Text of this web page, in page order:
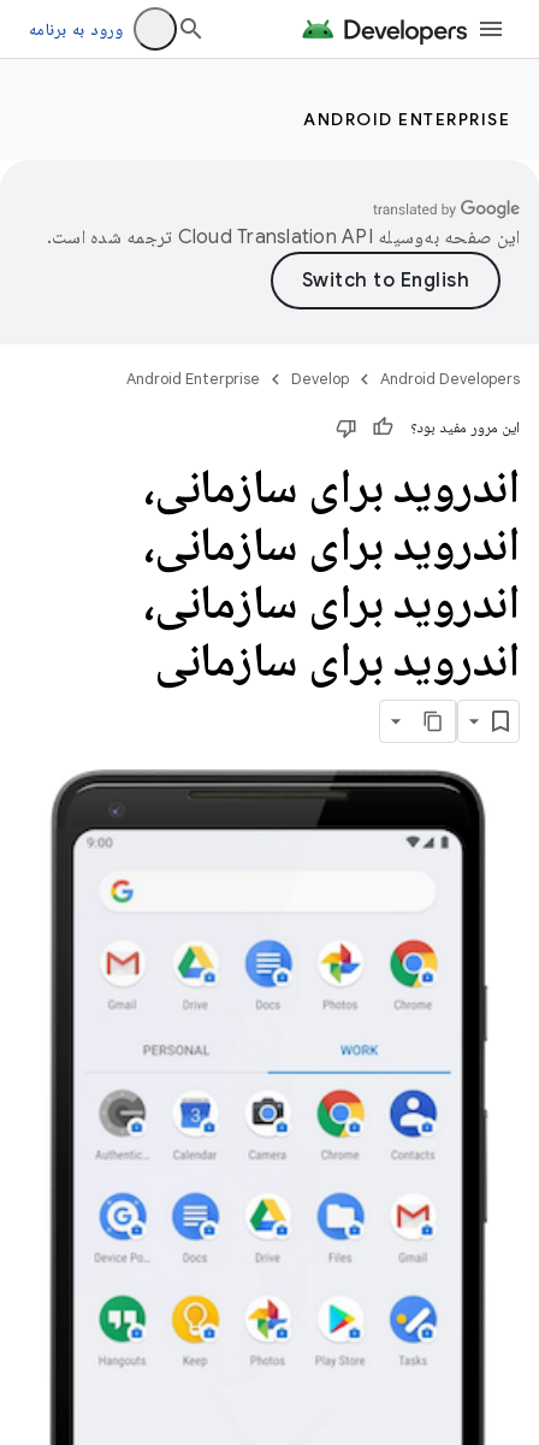
ورود به برنامه
ANDROID ENTERPRISE
این صفحه به‌وسیله ترجمه شده است.
Android Developers
Develop
Android Enterprise
این مرور مفید بود؟
اندروید برای سازمانی،
اندروید برای سازمانی،
اندروید برای سازمانی،
اندروید برای سازمانی